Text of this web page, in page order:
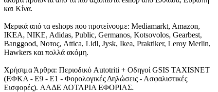
και Κίνα.
Μερικά από τα eshops που προτείνουμε: Mediamarkt, Amazon,
IKEA, NIKE, Adidas, Public, Germanos, Kotsovolos, Gearbest,
Banggood, Νοτος, Attica, Lidl, Jysk, Ikea, Praktiker, Leroy Merlin,
Hawkers και πολλά ακόμη.
Χρήσιμα Άρθρα: Περιοδικό Autotriti + Οδηγοί GSIS TAXISNET
(ΕΦΚΑ - Ε9 - Ε1 - Φορολογικές Δηλώσεις - Ασφαλιστικές
Εισφορές). ΑΑΔΕ ΛΟΤΑΡΙΑ ΕΦΟΡΙΑΣ.